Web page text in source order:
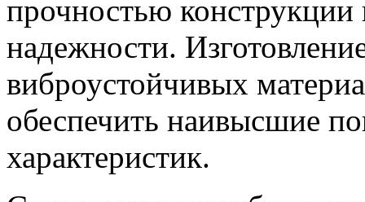
прочностью
надежности.
виброустойчивых
обеспечить наивысшие
характеристик.